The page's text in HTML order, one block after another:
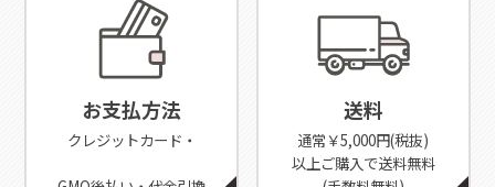
お支払方法
クレジットカード・
送料
通常￥5,000円(税抜)
以上ご購入で送料無料